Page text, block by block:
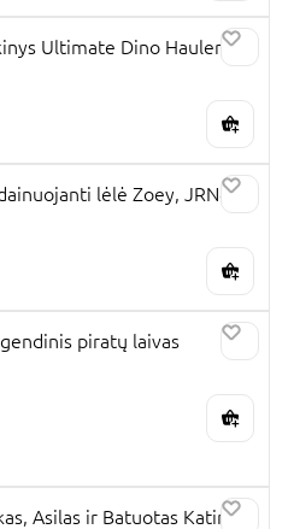
Ultimate Dino Hauler,
lėlė Zoey, JRN42
piratų laivas
Asilas ir Batuotas Katinas